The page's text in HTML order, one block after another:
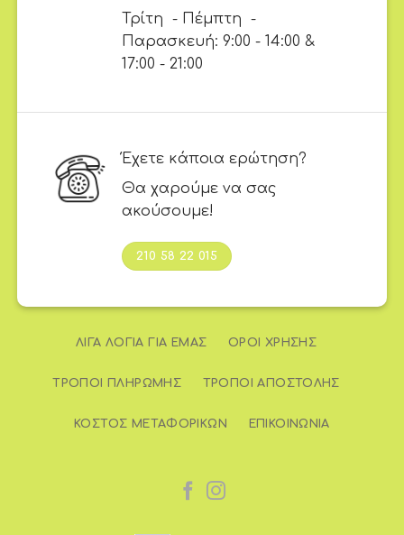
Τρίτη - Πέμπτη -
Παρασκευή: 9:00 - 14:00 &
17:00 - 21:00
Έχετε κάποια ερώτηση?
Θα χαρούμε να σας
ακούσουμε!
210 58 22 015
ΛΊΓΑ ΛΌΓΙΑ ΓΙΑ ΕΜΆΣ ΌΡΟΙ ΧΡΉΣΗΣ
ΤΡΌΠΟΙ ΠΛΗΡΩΜΉΣ ΤΡΌΠΟΙ ΑΠΟΣΤΟΛΉΣ
ΚΌΣΤΟΣ ΜΕΤΑΦΟΡΙΚΏΝ ΕΠΙΚΟΙΝΩΝΊΑ